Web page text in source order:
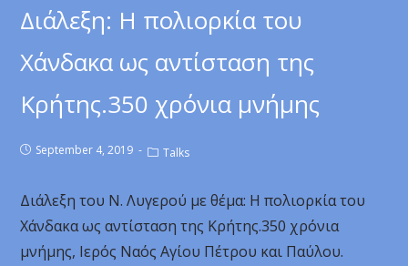
Διάλεξη: Η πολιορκία του
Χάνδακα ως αντίσταση της
Κρήτης.350 χρόνια μνήμης
September 4, 2019 Talks
Διάλεξη του Ν. Λυγερού με θέμα: Η πολιορκία του
Χάνδακα ως αντίσταση της Κρήτης.350 χρόνια
μνήμης, Ιερός Ναός Αγίου Πέτρου και Παύλου.